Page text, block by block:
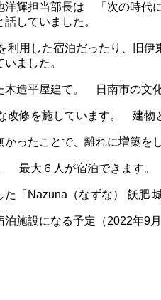
輝担当部長は 「次の時代
していました。
用した宿泊だったり、旧
ました。
造平屋建て。 日南市の文
修を施しています。 建物
ったことで、離れに増築をし
最大６人が宿泊できます
「Nazuna（なずな） 飫肥
施設になる予定（2022年9